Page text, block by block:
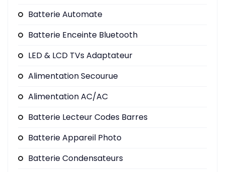
Batterie Automate
Batterie Enceinte Bluetooth
LED & LCD TVs Adaptateur
Alimentation Secourue
Alimentation AC/AC
Batterie Lecteur Codes Barres
Batterie Appareil Photo
Batterie Condensateurs